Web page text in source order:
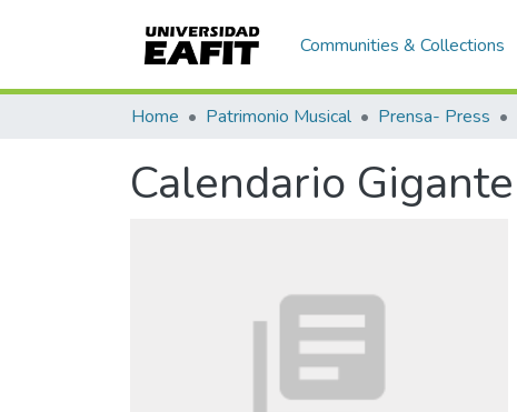
Communities & Collections
Home Patrimonio Musical Prensa- Press
Calendario Gigante